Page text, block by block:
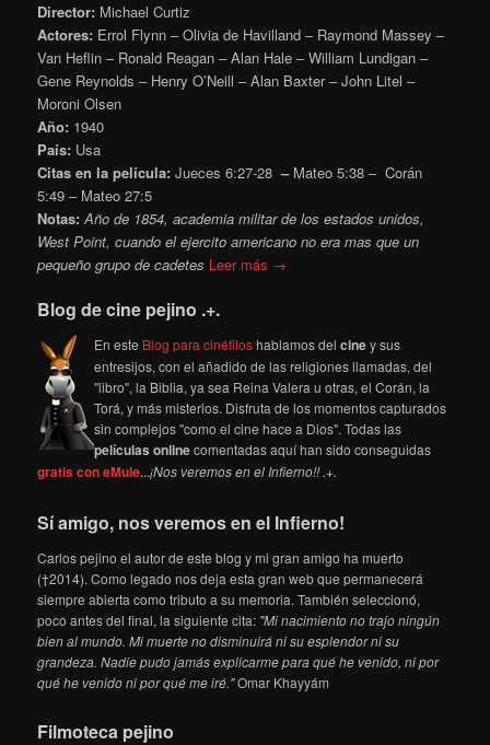
Director: Michael Curtiz
Actores: Errol Flynn – Olivia de Havilland – Raymond Massey –
Van Heflin – Ronald Reagan – Alan Hale – William Lundigan –
Gene Reynolds – Henry O’Neill – Alan Baxter – John Litel –
Moroni Olsen
Año: 1940
País: Usa
Citas en la película: Jueces 6:27-28 – Mateo 5:38 – Corán
5:49 – Mateo 27:5
Notas: Año de 1854, academia militar de los estados unidos,
West Point, cuando el ejercito americano no era mas que un
pequeño grupo de cadetes Leer más →
Blog de cine pejino .+.
En este Blog para cinéfiloshablamos delciney sus
entresijos, con el añadido de las religiones llamadas, del
"libro", la Biblia, ya sea Reina Valera u otras, el Corán, la
Torá, y más misterios. Disfruta de los momentos capturados
sin complejos "como el cine hace a Dios". Todas las
películas onlinecomentadas aquí han sido conseguidas
gratis con eMule...¡Nos veremos en el Infierno!! .+.
Sí amigo, nos veremos en el Infierno!
Carlos pejino el autor de este blog y mi gran amigo ha muerto
(†2014). Como legado nos deja esta gran web que permanecerá
siempre abierta como tributo a su memoria. También seleccionó,
poco antes del final, la siguiente cita: "Mi nacimiento no trajo ningún
bien al mundo. Mi muerte no disminuirá ni su esplendor ni su
grandeza. Nadie pudo jamás explicarme para qué he venido, ni por
qué he venido ni por qué me iré."Omar Khayyám
Filmoteca pejino